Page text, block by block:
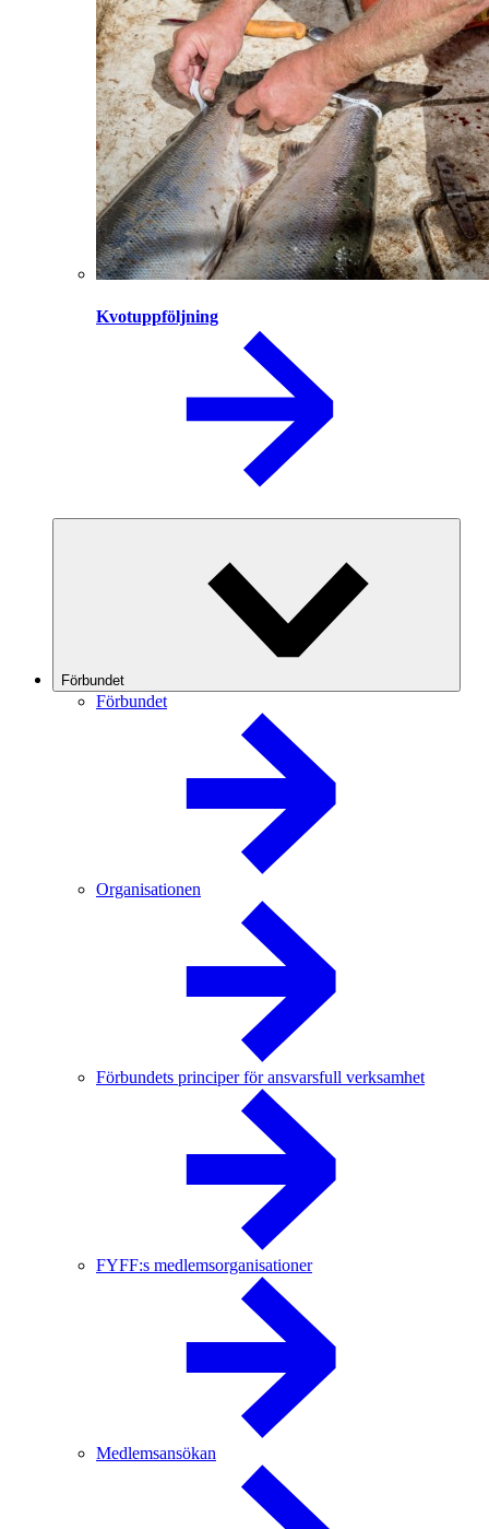
Kvotuppföljning
Förbundet
Förbundet
Organisationen
Förbundets principer för ansvarsfull verksamhet
FYFF:s medlemsorganisationer
Medlemsansökan